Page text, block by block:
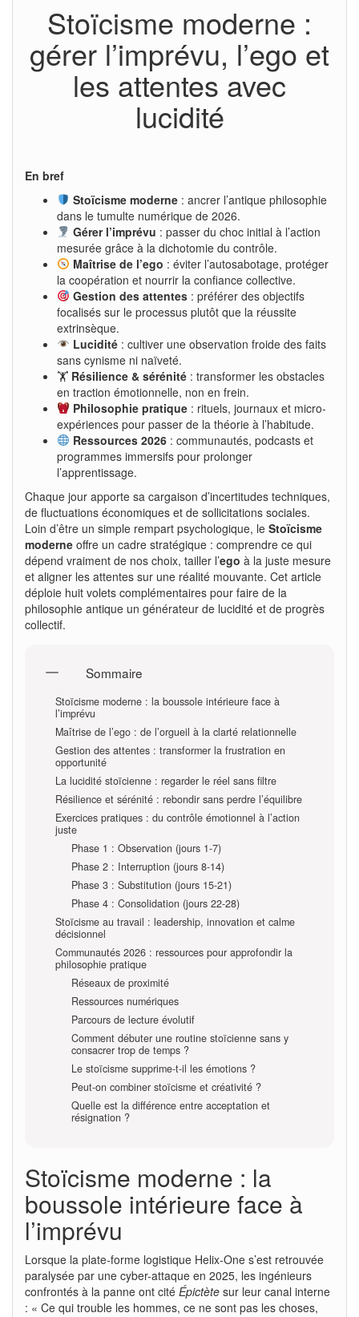
Stoïcisme moderne :
gérer l’imprévu, l’ego et
les attentes avec
lucidité
En bref
Stoïcisme moderne: ancrer l’antique philosophie
dans le tumulte numérique de 2026.
Gérer l’imprévu : passer du choc initial à l’action
mesurée grâce à la dichotomie du contrôle.
Maîtrise de l’ego : éviter l’autosabotage, protéger
la coopération et nourrir la confiance collective.
Gestion des attentes: préférer des objectifs
focalisés sur le processus plutôt que la réussite
extrinsèque.
Lucidité: cultiver une observation froide des faits
sans cynisme ni naïveté.
🏋️ Résilience & sérénité : transformer les obstacles
en traction émotionnelle, non en frein.
Philosophie pratique: rituels, journaux et micro-
expériences pour passer de la théorie à l’habitude.
Ressources 2026: communautés, podcasts et
programmes immersifs pour prolonger
l’apprentissage.
Chaque jour apporte sa cargaison d’incertitudes techniques,
de fluctuations économiques et de sollicitations sociales.
Loin d’être un simple rempart psychologique, le Stoïcisme
moderne offre un cadre stratégique : comprendre ce qui
dépend vraiment de nos choix, tailler l’ego à la juste mesure
et aligner les attentes sur une réalité mouvante. Cet article
déploie huit volets complémentaires pour faire de la
philosophie antique un générateur de lucidité et de progrès
collectif.
Sommaire
Stoïcisme moderne : la boussole intérieure face à
l’imprévu
Maîtrise de l’ego : de l’orgueil à la clarté relationnelle
Gestion des attentes : transformer la frustration en
opportunité
La lucidité stoïcienne : regarder le réel sans filtre
Résilience et sérénité : rebondir sans perdre l’équilibre
Exercices pratiques : du contrôle émotionnel à l’action
juste
Phase 1 : Observation (jours 1-7)
Phase 2 : Interruption (jours 8-14)
Phase 3 : Substitution (jours 15-21)
Phase 4 : Consolidation (jours 22-28)
Stoïcisme au travail : leadership, innovation et calme
décisionnel
Communautés 2026 : ressources pour approfondir la
philosophie pratique
Réseaux de proximité
Ressources numériques
Parcours de lecture évolutif
Comment débuter une routine stoïcienne sans y
consacrer trop de temps ?
Le stoïcisme supprime-t-il les émotions ?
Peut-on combiner stoïcisme et créativité ?
Quelle est la différence entre acceptation et
résignation ?
Stoïcisme moderne : la
boussole intérieure face à
l’imprévu
Lorsque la plate-forme logistique Helix-One s’est retrouvée
paralysée par une cyber-attaque en 2025, les ingénieurs
confrontés à la panne ont cité Épictète sur leur canal interne
: « Ce qui trouble les hommes, ce ne sont pas les choses,